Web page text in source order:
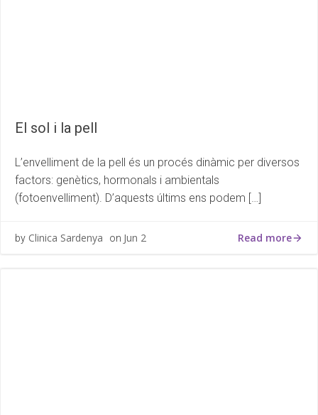
El sol i la pell
L’envelliment de la pell és un procés dinàmic per diversos
factors: genètics, hormonals i ambientals
(fotoenvelliment). D’aquests últims ens podem […]
by Clinica Sardenya on Jun 2 Read more